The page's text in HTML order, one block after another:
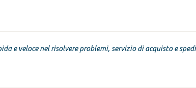
e veloce nel risolvere problemi, servizio di acquisto e